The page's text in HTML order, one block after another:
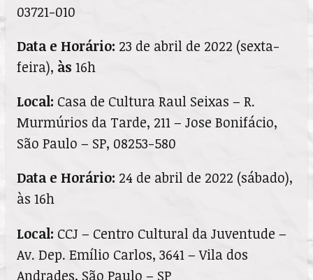
03721-010
Data e Horário: 23 de abril de 2022 (sexta-
feira), às 16h
Local: Casa de Cultura Raul Seixas – R.
Murmúrios da Tarde, 211 – Jose Bonifácio,
São Paulo – SP, 08253-580
Data e Horário: 24 de abril de 2022 (sábado),
às 16h
Local: CCJ – Centro Cultural da Juventude –
Av. Dep. Emílio Carlos, 3641 – Vila dos
Andrades, São Paulo – SP